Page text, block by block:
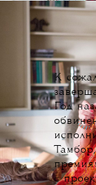
К
Год
с